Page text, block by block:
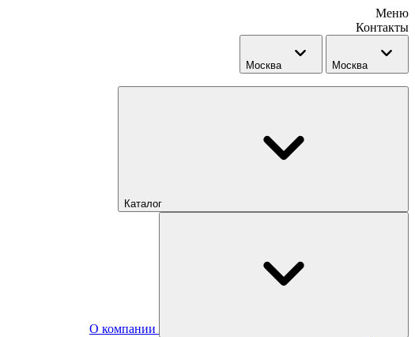
Меню
Контакты
Москва Москва
Каталог
О компании